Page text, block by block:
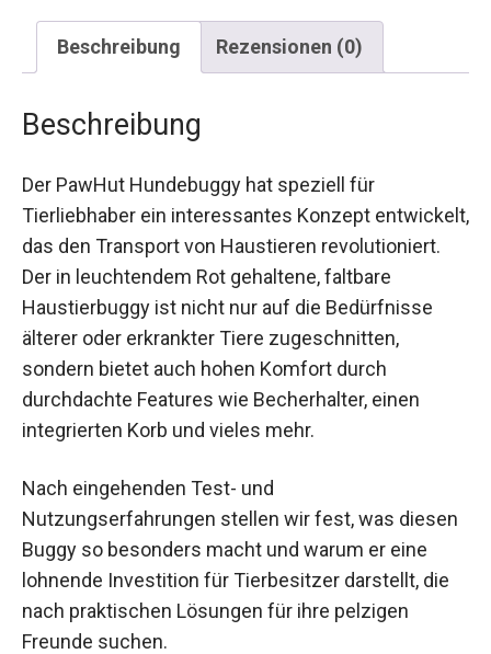
Beschreibung Rezensionen (0)
Beschreibung
Der PawHut Hundebuggy hat speziell für
Tierliebhaber ein interessantes Konzept entwickelt,
das den Transport von Haustieren revolutioniert.
Der in leuchtendem Rot gehaltene, faltbare
Haustierbuggy ist nicht nur auf die Bedürfnisse
älterer oder erkrankter Tiere zugeschnitten,
sondern bietet auch hohen Komfort durch
durchdachte Features wie Becherhalter, einen
integrierten Korb und vieles mehr.
Nach eingehenden Test- und
Nutzungserfahrungen stellen wir fest, was diesen
Buggy so besonders macht und warum er eine
lohnende Investition für Tierbesitzer darstellt, die
nach praktischen Lösungen für ihre pelzigen
Freunde suchen.